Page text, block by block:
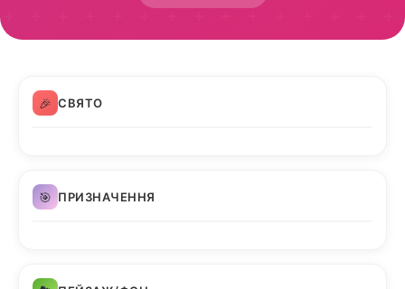
🎉 СВЯТО
🎯 ПРИЗНАЧЕННЯ